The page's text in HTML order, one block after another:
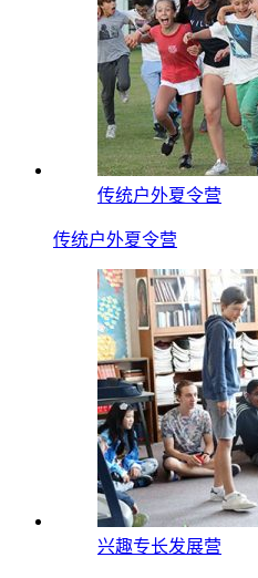
传统户外夏令营
传统户外夏令营
兴趣专长发展营